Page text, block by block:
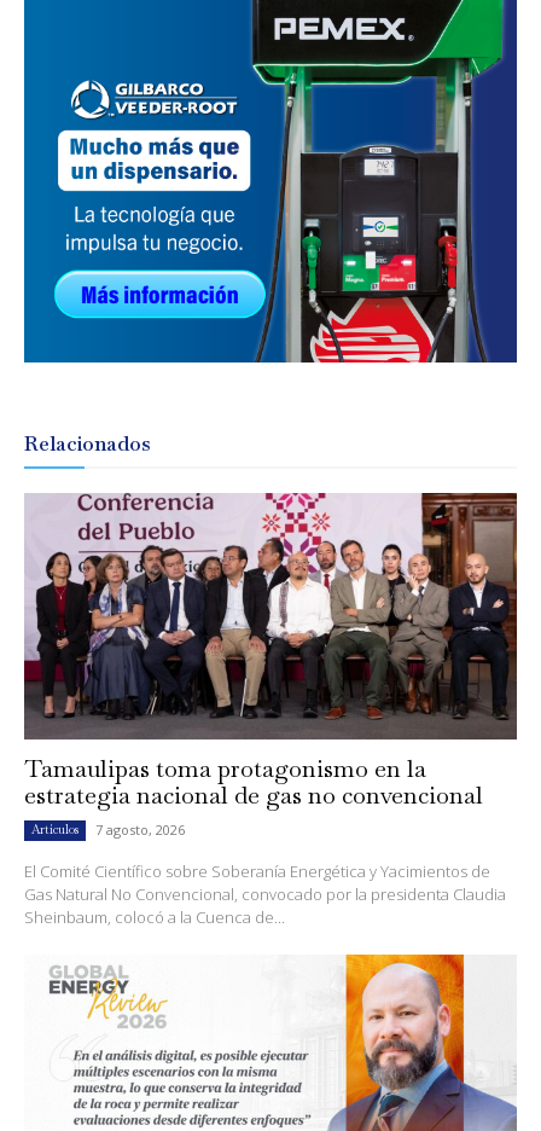
Relacionados
Tamaulipas toma protagonismo en la
estrategia nacional de gas no convencional
Artículos 7 agosto, 2026
El Comité Científico sobre Soberanía Energética y Yacimientos de
Gas Natural No Convencional, convocado por la presidenta Claudia
Sheinbaum, colocó a la Cuenca de...